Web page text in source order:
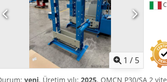
1 / 5
yeni, Üretim yılı: 2025, OMCN P30/SA 2